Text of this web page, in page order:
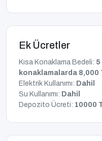
Ek Ücretler
Kısa Konaklama Bedeli: 5
konaklamalarda 8,000
Elektrik Kullanımı: Dahil
Su Kullanımı: Dahil
Depozito Ücreti: 10000